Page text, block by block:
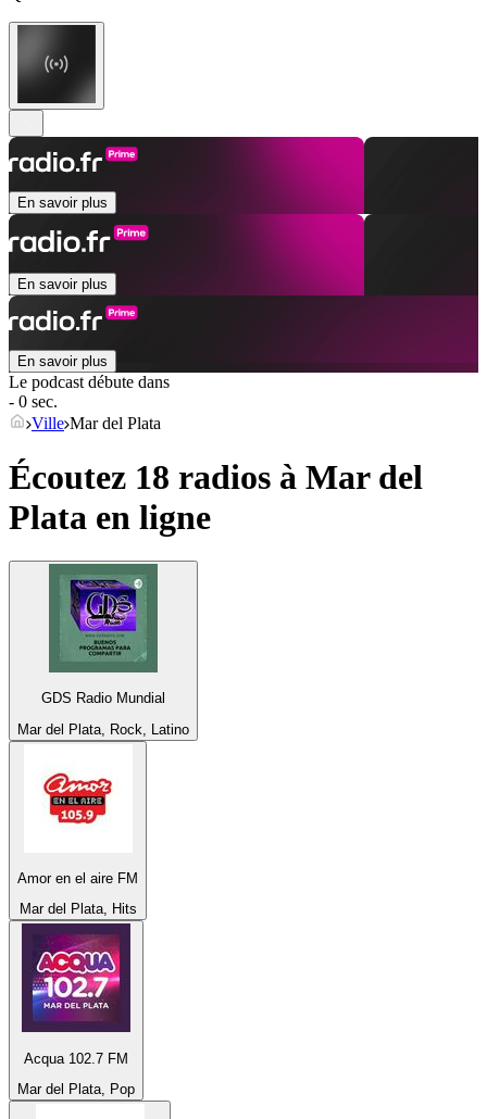
En savoir plus
En savoir plus
En savoir plus
Le podcast débute dans
- 0 sec.
Ville Mar del Plata
Écoutez 18 radios à Mar del
Plata en ligne
GDS Radio Mundial
Mar del Plata, Rock, Latino
Amor en el aire FM
Mar del Plata, Hits
Acqua 102.7 FM
Mar del Plata, Pop